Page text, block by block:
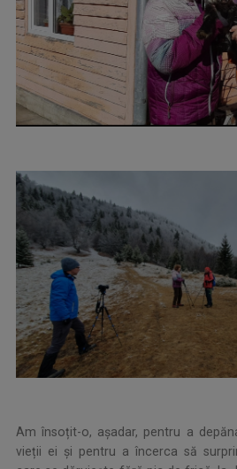
Am însoțit-o, aşadar, pentru a
vieții ei și pentru a încerca să